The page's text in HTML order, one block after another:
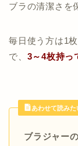
ブラの清潔さを
毎日使う方は1
で、 3～4枚持っ
あわせて読みた
ブラジャー